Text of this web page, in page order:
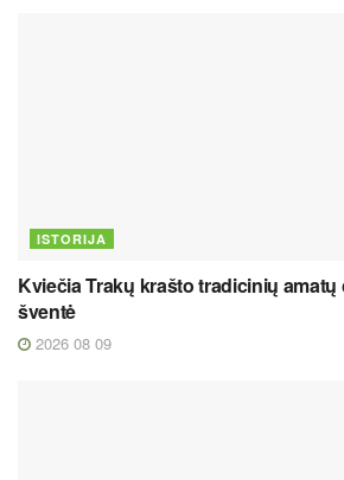
ISTORIJA
Kviečia Trakų krašto tradicinių
šventė
2026 08 09